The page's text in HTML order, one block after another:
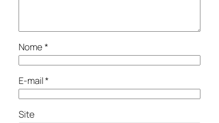
Nome*
E-mail*
Site